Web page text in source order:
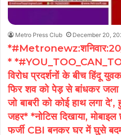
Metro Press Club December 20,
*
विरोध प्रदर्शनों के बीच हिंदू
फिर शव को पेड़ से बांधकर जला
जो बाबरी को कोई हाथ लगा
जहर* *नोटिस दिखाया,
फर्जी CBI बनकर घर में घुसे